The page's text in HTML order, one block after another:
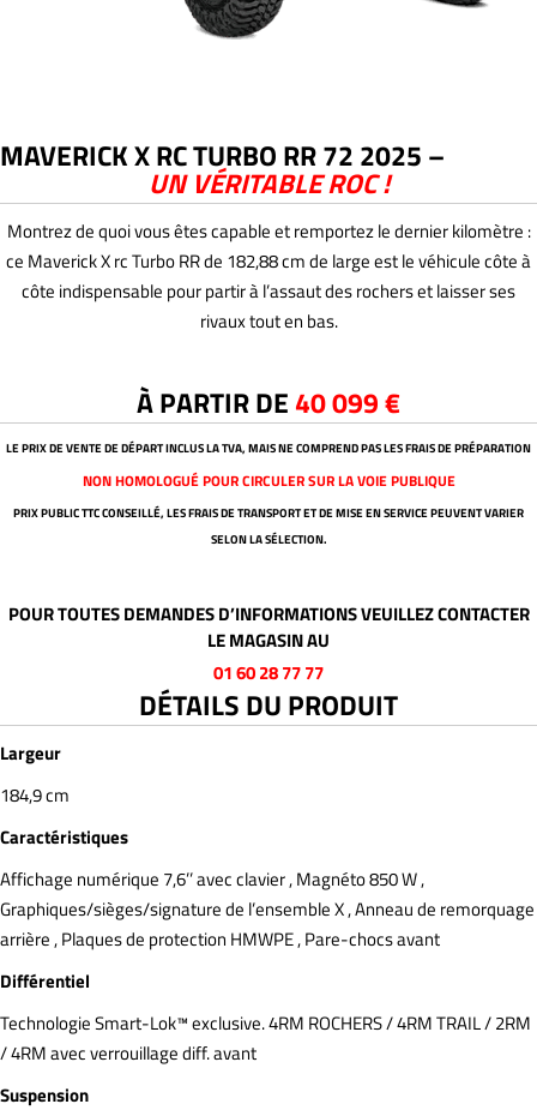
MAVERICK X RC TURBO RR 72 2025 –
UN VÉRITABLE ROC !
Montrez de quoi vous êtes capable et remportez le dernier kilomètre :
ce Maverick X rc Turbo RR de 182,88 cm de large est le véhicule côte à
côte indispensable pour partir à l’assaut des rochers et laisser ses
rivaux tout en bas.
À PARTIR DE 40 099 €
LE PRIX DE VENTE DE DÉPART INCLUS LA TVA, MAIS NE COMPREND PAS LES FRAIS DE PRÉPARATION
NON HOMOLOGUÉ POUR CIRCULER SUR LA VOIE PUBLIQUE
PRIX PUBLIC TTC CONSEILLÉ, LES FRAIS DE TRANSPORT ET DE MISE EN SERVICE PEUVENT VARIER
SELON LA SÉLECTION.
POUR TOUTES DEMANDES D’INFORMATIONS VEUILLEZ CONTACTER
LE MAGASIN AU
01 60 28 77 77
DÉTAILS DU PRODUIT
Largeur
184,9 cm
Caractéristiques
Affichage numérique 7,6’’ avec clavier , Magnéto 850 W ,
Graphiques/sièges/signature de l’ensemble X , Anneau de remorquage
arrière , Plaques de protection HMWPE , Pare-chocs avant
Différentiel
Technologie Smart-Lok™ exclusive. 4RM ROCHERS / 4RM TRAIL / 2RM
/ 4RM avec verrouillage diff. avant
Suspension